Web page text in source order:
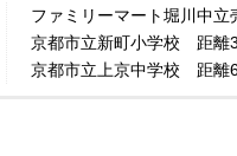
ファミリーマート堀川中
京都市立新町小学校 距
京都市立上京中学校 距